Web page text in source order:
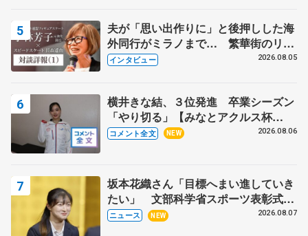
夫が「思い出作りに」と後押しした海
外同行がミラノまで… 繁華街のリン
クでは不良のお兄さんも味方に 小林
インタビュー 2026.08.05
横井きな結、３位発進 卒業シーズン
「やり切る」【みなとアクルス杯
SP】
コメント全文 NEW 2026.08.06
坂本花織さん「目標へまい進していき
たい」 文部科学省スポーツ表彰式で
代表謝辞
ニュース NEW 2026.08.07